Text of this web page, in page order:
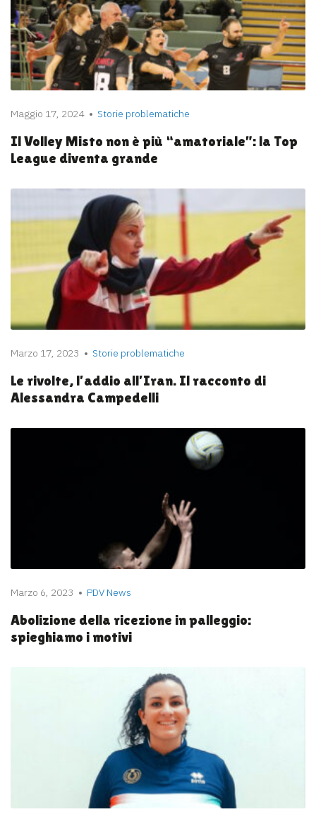
Maggio 17, 2024 Storie problematiche
Il Volley Misto non è più “amatoriale”: la Top
League diventa grande
Marzo 17, 2023 Storie problematiche
Le rivolte, l’addio all’Iran. Il racconto di
Alessandra Campedelli
Marzo 6, 2023 PDV News
Abolizione della ricezione in palleggio:
spieghiamo i motivi